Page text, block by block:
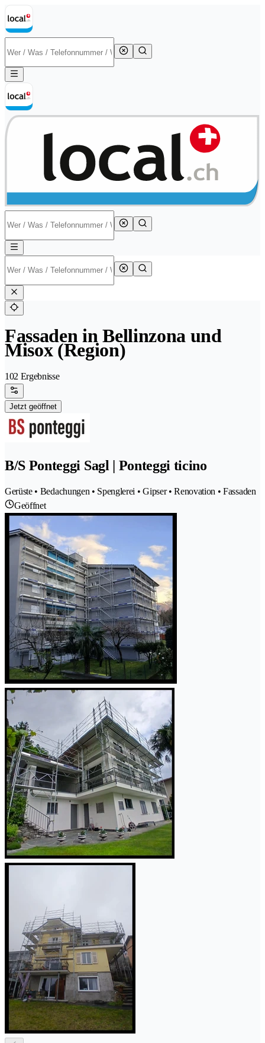
Fassaden in Bellinzona und
Misox (Region)
102 Ergebnisse
Jetzt geöffnet
B/S Ponteggi Sagl | Ponteggi ticino
Gerüste • Bedachungen • Spenglerei • Gipser • Renovation • Fassaden
Geöffnet